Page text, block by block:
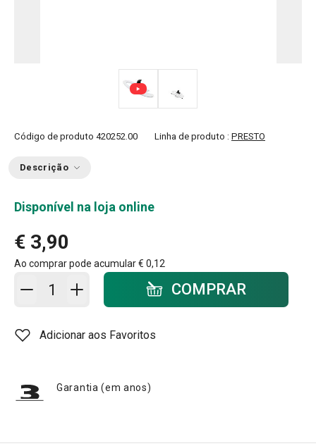
Código de produto 420252.00 Linha de produto : PRESTO
Descrição
Disponível na loja online
€ 3,90
Ao comprar pode acumular€ 0,12
Adicionar ao carrinho - quantidadeCOMPRAR
Adicionar aos Favoritos
Garantia (em anos)